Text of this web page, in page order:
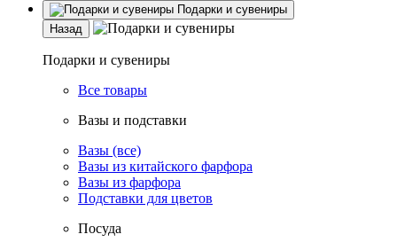
Подарки и сувениры
Назад
Подарки и сувениры
Все товары
Вазы и подставки
Вазы (все)
Вазы из китайского фарфора
Вазы из фарфора
Подставки для цветов
Посуда